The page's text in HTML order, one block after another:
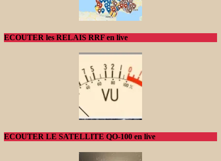
ECOUTER les RELAIS RRF en live
ECOUTER LE SATELLITE QO-100 en live